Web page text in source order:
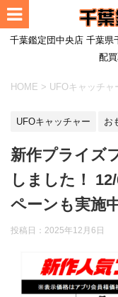
千葉鑑定団中央店 千葉
配
HOME > UFOキャッチャ
UFOキャッチャー お
新作プライズ
しました！
ペーンも実施
投稿日： 2025年12月6日